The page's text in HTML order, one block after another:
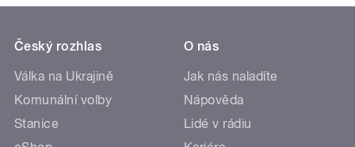
Český rozhlas
Válka na Ukrajině
Komunální volby
Stanice
O nás
Jak nás naladíte
Nápověda
Lidé v rádiu